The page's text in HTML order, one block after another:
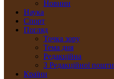
Новини
Наука
Спорт
Погляд
Точка зору
Тема дня
Редакційна
З Редакційної пошти
Країни